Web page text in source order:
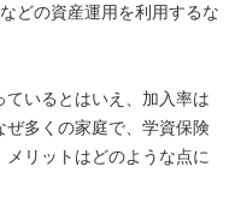
どの資産運用を利用するな
ているとはいえ、加入率は
多くの家庭で、学資保険
リットはどのような点に